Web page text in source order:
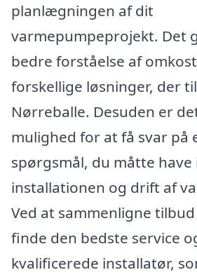
planlægningen af dit
varmepumpeprojekt. Det
bedre forståelse af
forskellige løsninger, der
Nørreballe. Desuden er
mulighed for at få svar på
spørgsmål, du måtte have
installationen og drift af
Ved at sammenligne
finde den bedste service
kvalificerede installatør,